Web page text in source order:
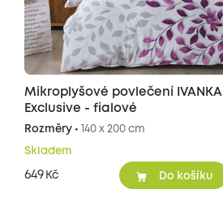
Mikroplyšové povlečení IVANKA
Exclusive - fialové
Rozměry • 140 x 200 cm
Skladem
649 Kč Do košíku